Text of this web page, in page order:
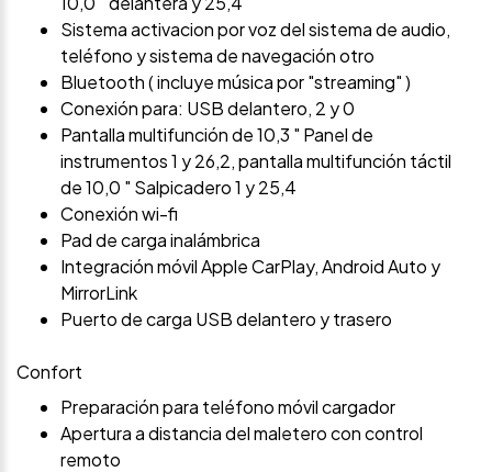
Sistema activacion por voz del sistema de audio,
teléfono y sistema de navegación otro
Bluetooth ( incluye música por "streaming" )
Conexión para: USB delantero, 2 y 0
Pantalla multifunción de 10,3 " Panel de
instrumentos 1 y 26,2, pantalla multifunción táctil
de 10,0 " Salpicadero 1 y 25,4
Conexión wi-fi
Pad de carga inalámbrica
Integración móvil Apple CarPlay, Android Auto y
MirrorLink
Puerto de carga USB delantero y trasero
Confort
Preparación para teléfono móvil cargador
Apertura a distancia del maletero con control
remoto